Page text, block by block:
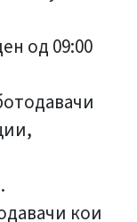
од 09:00
кои